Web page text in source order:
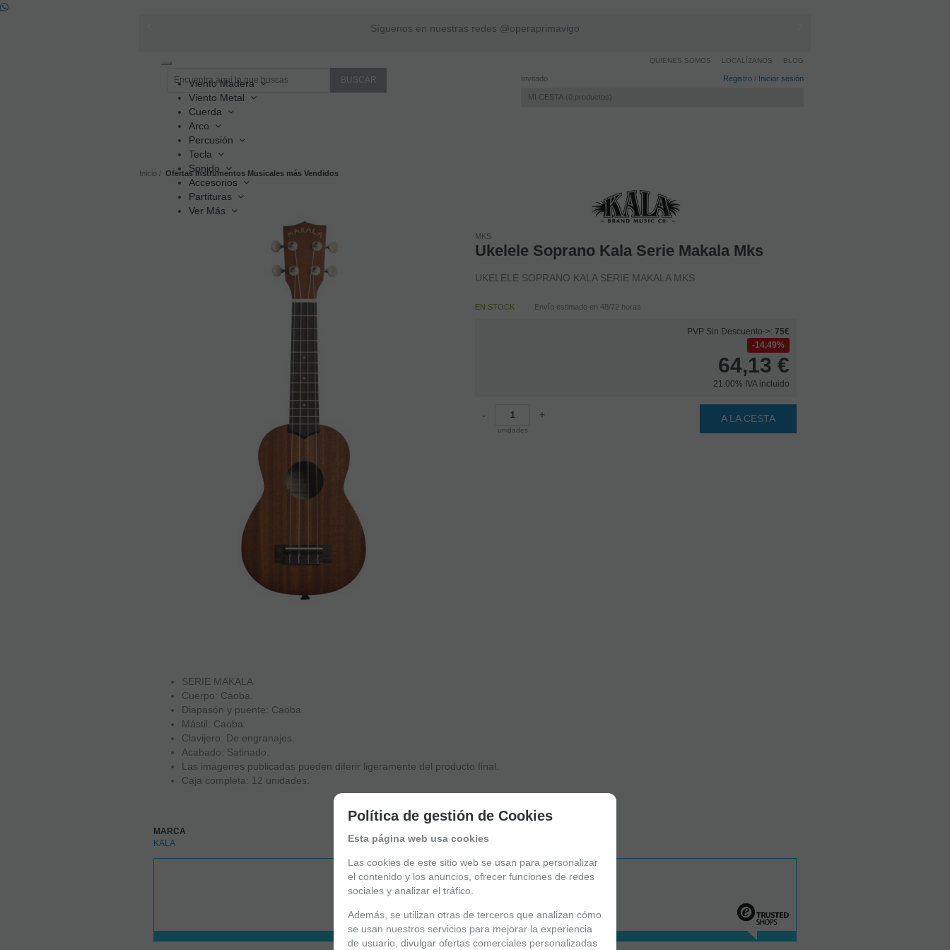
Síguenos en nuestras redes @operaprimavigo
Invitado Registro / Iniciar sesión
MI CESTA 0 productos
QUIENES SOMOS LOCALÍZANOS BLOG
navigation
Viento Madera
Viento Metal
Cuerda
Arco
Percusión
Tecla
Sonido
Accesorios
Partituras
Ver Más
Inicio Ofertas Instrumentos Musicales más Vendidos
MKS
Ukelele Soprano Kala Serie Makala Mks
UKELELE SOPRANO KALA SERIE MAKALA MKS
EN STOCK Envío estimado en 48/72 horas
PVP Sin Descuento->: 75€
14,49%
64,13 €
21.00% IVA incluido
-
unidades
+ A LA CESTA
SERIE MAKALA
Cuerpo: Caoba.
Diapasón y puente: Caoba.
Mástil: Caoba.
Clavijero: De engranajes.
Acabado: Satinado.
Las imágenes publicadas pueden diferir ligeramente del producto final.
Caja completa: 12 unidades.
MARCA
KALA
Aún no existen valoraciones para este producto.
Política de gestión de Cookies
Esta página web usa cookies
Las cookies de este sitio web se usan para personalizar
el contenido y los anuncios, ofrecer funciones de redes
sociales y analizar el tráfico.
Además, se utilizan otras de terceros que analizan cómo
se usan nuestros servicios para mejorar la experiencia
de usuario, divulgar ofertas comerciales personalizadas